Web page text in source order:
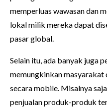
memperluas wawasan dan
lokal milik mereka dapat
pasar global.
Selain itu, ada banyak juga
memungkinkan masyarakat
secara mobile. Misalnya
penjualan produk-produk